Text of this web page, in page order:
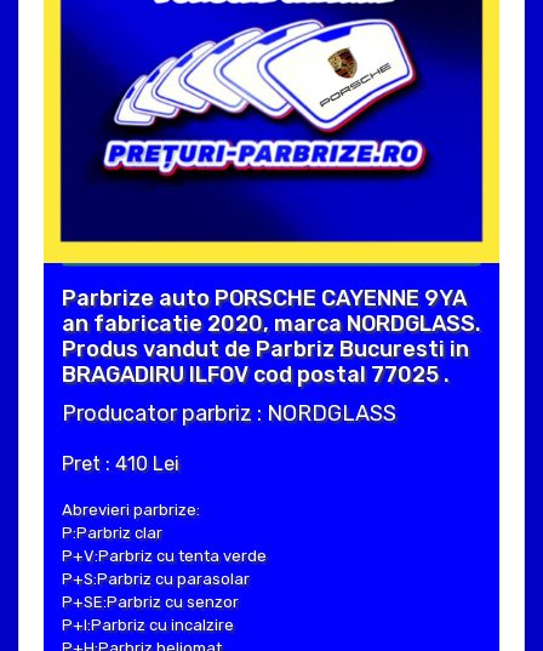
Parbrize auto PORSCHE CAYENNE 9YA
an fabricatie 2020, marca NORDGLASS.
Produs vandut de Parbriz Bucuresti in
BRAGADIRU ILFOV cod postal 77025 .
Producator parbriz : NORDGLASS
Pret : 410 Lei
Abrevieri parbrize:
P:Parbriz clar
P+V:Parbriz cu tenta verde
P+S:Parbriz cu parasolar
P+SE:Parbriz cu senzor
P+I:Parbriz cu incalzire